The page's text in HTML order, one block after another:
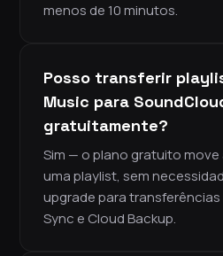
menos de 10 minutos.
Posso transferir
Music para
gratuitamente?
Sim — o plano gratuito
uma playlist, sem
upgrade para
Sync e Cloud Backup.